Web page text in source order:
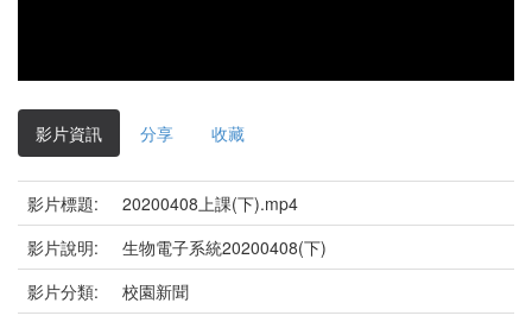
影片資訊 分享 收藏
影片標題:
20200408上課(下).mp4
影片說明:
生物電子系統20200408(下)
影片分類:
校園新聞